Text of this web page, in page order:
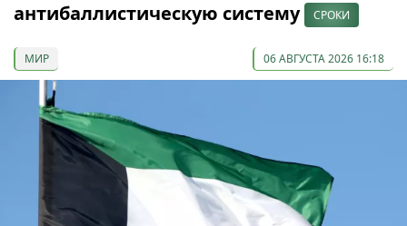
антибаллистическую систему
СРОКИ
МИР 06 АВГУСТА 2026 16:18